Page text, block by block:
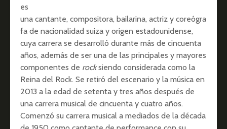
es
una cantante, compositora, bailarina, actriz y coreógra
fa de nacionalidad suiza y origen estadounidense,
cuya carrera se desarrolló durante más de cincuenta
años, además de ser una de las principales y mayores
componentes de rocksiendo considerada como la
Reina del Rock. Se retiró del escenario y la música en
2013 a la edad de setenta y tres años después de
una carrera musical de cincuenta y cuatro años.
Comenzó su carrera musical a mediados de la década